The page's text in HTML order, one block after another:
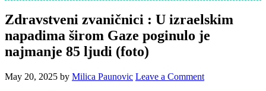
Zdravstveni zvaničnici : U izraelskim
napadima širom Gaze poginulo je
najmanje 85 ljudi (foto)
May 20, 2025 by Milica Paunovic Leave a Comment